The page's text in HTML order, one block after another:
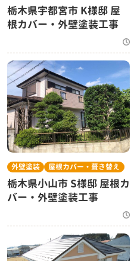
栃木県宇都宮市 K様邸 屋
根カバー・外壁塗装工事
外壁塗装 屋根カバー・葺き替え
栃木県小山市 S様邸 屋根カ
バー・外壁塗装工事